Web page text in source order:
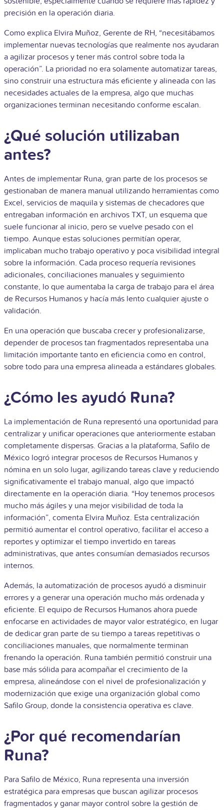
precisión en la operación diaria.
Como explica Elvira Muñoz, Gerente de RH, “necesitábamos
implementar nuevas tecnologías que realmente nos ayudaran
a agilizar procesos y tener más control sobre toda la
operación”. La prioridad no era solamente automatizar tareas,
sino construir una estructura más eficiente y alineada con las
necesidades actuales de la empresa, algo que muchas
organizaciones terminan necesitando conforme escalan.
¿Qué solución utilizaban
antes?
Antes de implementar Runa, gran parte de los procesos se
gestionaban de manera manual utilizando herramientas como
Excel, servicios de maquila y sistemas de checadores que
entregaban información en archivos TXT, un esquema que
suele funcionar al inicio, pero se vuelve pesado con el
tiempo. Aunque estas soluciones permitían operar,
implicaban mucho trabajo operativo y poca visibilidad integral
sobre la información. Cada proceso requería revisiones
adicionales, conciliaciones manuales y seguimiento
constante, lo que aumentaba la carga de trabajo para el área
de Recursos Humanos y hacía más lento cualquier ajuste o
validación.
En una operación que buscaba crecer y profesionalizarse,
depender de procesos tan fragmentados representaba una
limitación importante tanto en eficiencia como en control,
sobre todo para una empresa alineada a estándares globales.
¿Cómo les ayudó Runa?
La implementación de Runa representó una oportunidad para
centralizar y unificar operaciones que anteriormente estaban
completamente dispersas. Gracias a la plataforma, Safilo de
México logró integrar procesos de Recursos Humanos y
nómina en un solo lugar, agilizando tareas clave y reduciendo
significativamente el trabajo manual, algo que impactó
directamente en la operación diaria. “Hoy tenemos procesos
mucho más ágiles y una mejor visibilidad de toda la
información”, comenta Elvira Muñoz. Esta centralización
permitió aumentar el control operativo, facilitar el acceso a
reportes y optimizar el tiempo invertido en tareas
administrativas, que antes consumían demasiados recursos
internos.
Además, la automatización de procesos ayudó a disminuir
errores y a generar una operación mucho más ordenada y
eficiente. El equipo de Recursos Humanos ahora puede
enfocarse en actividades de mayor valor estratégico, en lugar
de dedicar gran parte de su tiempo a tareas repetitivas o
conciliaciones manuales, que normalmente terminan
frenando la operación. Runa también permitió construir una
base más sólida para acompañar el crecimiento de la
empresa, alineándose con el nivel de profesionalización y
modernización que exige una organización global como
Safilo Group, donde la consistencia operativa es clave.
¿Por qué recomendarían
Runa?
Para Safilo de México, Runa representa una inversión
estratégica para empresas que buscan agilizar procesos
fragmentados y ganar mayor control sobre la gestión de